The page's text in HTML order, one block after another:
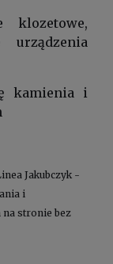
klozetowe,
kamienia i
Jakubczyk -
i
stronie bez